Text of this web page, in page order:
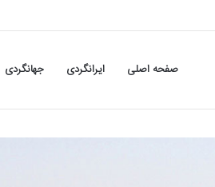
صفحه اصلی ایرانگردی جهانگردی